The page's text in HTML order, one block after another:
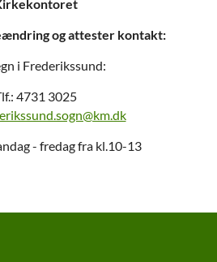
og attester kontakt:
i Frederikssund:
4731 3025
- fredag fra kl.10-13